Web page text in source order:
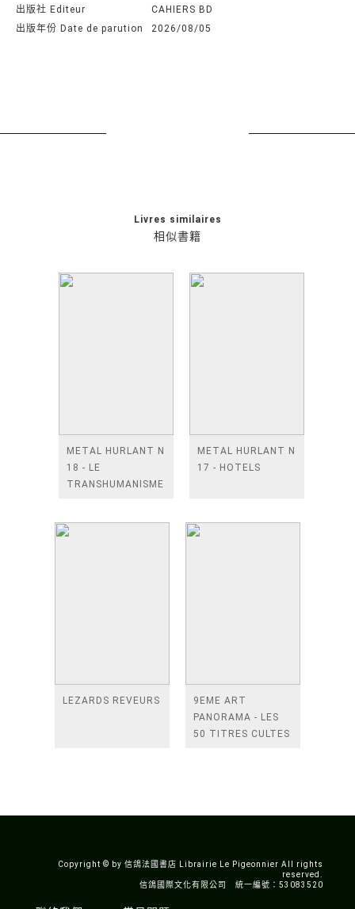
出版社 Editeur
CAHIERS BD
出版年份 Date de parution
2026/08/05
相似書籍
Livres similaires
METAL HURLANT N
18 - LE
TRANSHUMANISME
METAL HURLANT N
17 - HOTELS
LEZARDS REVEURS
9EME ART
PANORAMA - LES
50 TITRES CULTES
Copyright © by 信鴿法國書店 Librairie Le Pigeonnier All rights
reserved.
信鴿國際文化有限公司 統一編號：53083520